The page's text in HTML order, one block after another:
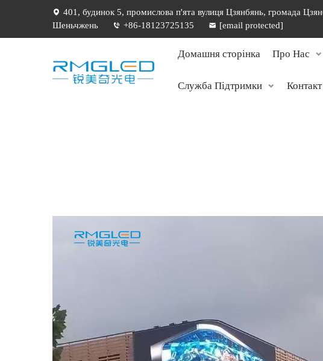
401, будинок 5, промислова п'ята вулиця Цзянбянь, громада
Шеньчжень
+86-18123725135 [email protected]
Домашня сторінка Про Нас
Служба Підтримки Контакт